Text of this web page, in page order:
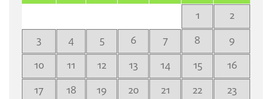
1
2
3
4 5 6 7 8
9
10
11 12 13 14 15
16
17
18 19 20 21 22
23